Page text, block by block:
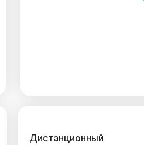
Дистанционный